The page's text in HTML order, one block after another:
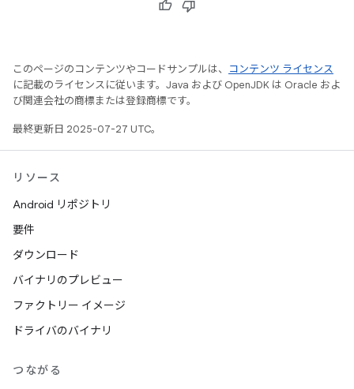
このページのコンテンツやコードサンプルは、
コンテンツ ライセンス
に記載のライセンスに従います。Java および OpenJDK は Oracle およ
び関連会社の商標または登録商標です。
最終更新日 2025-07-27 UTC。
リソース
Android リポジトリ
要件
ダウンロード
バイナリのプレビュー
ファクトリー イメージ
ドライバのバイナリ
つながる